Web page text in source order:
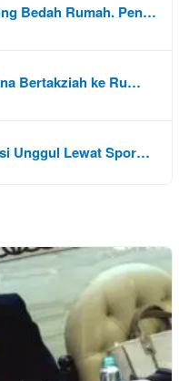
Bedah Rumah. Pen…
Bertakziah ke Ru…
Unggul Lewat Spor…